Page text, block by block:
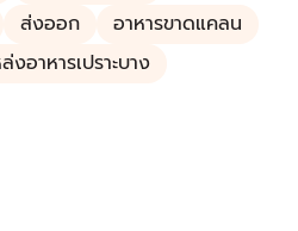
ส่งออก
อาหารขาดแคลน
งอาหารเปราะบาง